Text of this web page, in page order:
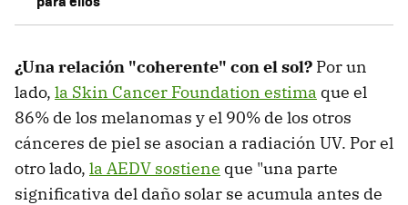
¿Una relación "coherente" con el sol? Por un
lado, la Skin Cancer Foundation estima que el
86% de los melanomas y el 90% de los otros
cánceres de piel se asocian a radiación UV. Por el
otro lado, la AEDV sostiene que "una parte
significativa del daño solar se acumula antes de